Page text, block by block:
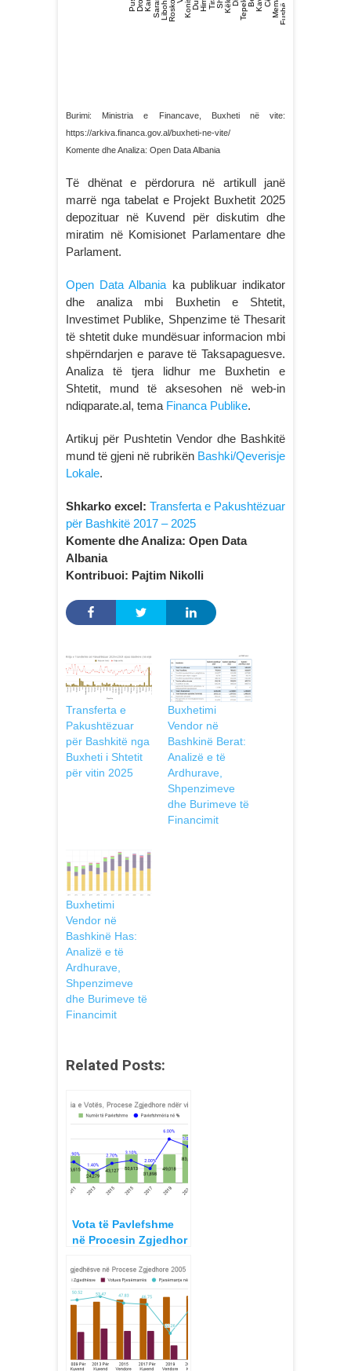
Burimi: Ministria e Financave, Buxheti në vite:
https://arkiva.financa.gov.al/buxheti-ne-vite/
Komente dhe Analiza: Open Data Albania
Të dhënat e përdorura në artikull janë
marrë nga tabelat e Projekt Buxhetit 2025
depozituar në Kuvend për diskutim dhe
miratim në Komisionet Parlamentare dhe
Parlament.
Open Data Albania ka publikuar indikator
dhe analiza mbi Buxhetin e Shtetit,
Investimet Publike, Shpenzime tё Thesarit
tё shtetit duke mundësuar informacion mbi
shpërndarjen e parave tё Taksapaguesve.
Analiza të tjera lidhur me Buxhetin e
Shtetit, mund të aksesohen në web-in
ndiqparate.al, tema Financa Publike.
Artikuj për Pushtetin Vendor dhe Bashkitë
mund të gjeni në rubrikën Bashki/Qeverisje
Lokale.
Shkarko excel: Transferta e Pakushtëzuar
për Bashkitë 2017 – 2025
Komente dhe Analiza: Open Data
Albania
Kontribuoi: Pajtim Nikolli
Transferta e
Pakushtëzuar
për Bashkitë nga
Buxheti i Shtetit
për vitin 2025
Buxhetimi
Vendor në
Bashkinë Berat:
Analizë e të
Ardhurave,
Shpenzimeve
dhe Burimeve të
Financimit
Buxhetimi
Vendor në
Bashkinë Has:
Analizë e të
Ardhurave,
Shpenzimeve
dhe Burimeve të
Financimit
Related Posts:
Vota të Pavlefshme
në Procesin Zgjedhor
Pavlefshmëria sipas
bashkive, Procese